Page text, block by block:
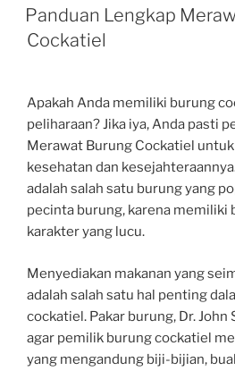
ON
Panduan Lengkap
Cockatiel
Apakah Anda memiliki burung
peliharaan? Jika iya, Anda pasti
Merawat Burung Cockatiel
kesehatan dan
adalah salah satu burung yang
pecinta burung, karena memiliki
karakter yang lucu.
Menyediakan makanan yang
adalah salah satu hal penting
cockatiel. Pakar burung, Dr.
agar pemilik burung cockatiel
yang mengandung biji-bijian,